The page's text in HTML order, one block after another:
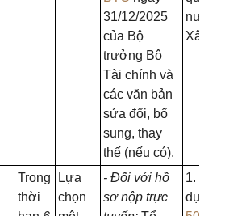
31/12/2025
của Bộ
trưởng Bộ
Tài chính và
các văn bản
sửa đổi, bổ
sung, thay
thế (nếu có).
nước
Xây
Trong
thời
Lựa
chọn
- Đối với hồ
sơ nộp trực
1.
dựng